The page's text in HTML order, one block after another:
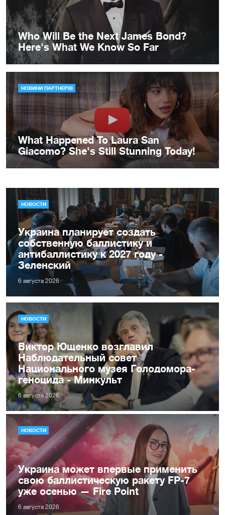
НОВОСТИ
Украина планирует создать
собственную баллистику и
антибаллистику к 2027 году -
Зеленский
6 августа 2026
НОВОСТИ
Виктор Ющенко возглавил
Наблюдательный совет
Национального музея Голодомора-
геноцида - Минкульт
6 августа 2026
НОВОСТИ
Украина может впервые применить
свою баллистическую ракету FP-7
уже осенью — Fire Point
6 августа 2026